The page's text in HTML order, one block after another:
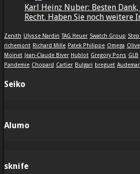
Karl Heinz Nuber: Besten
Recht. Haben Sie noch weitere
Zenith Ulysse Nardin TAG Heuer Swatch Group
richemont Richard Mille Patek Philippe Omega
Moinet
Jean-Claude Biver Hublot Gregory Pons GLB
Pandemie Chopard Cartier Bulgari breguet
Seiko
Alumo
sknife